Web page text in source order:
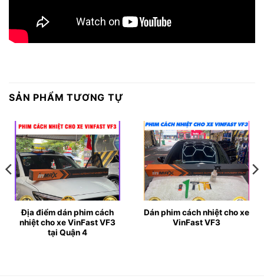
SẢN PHẨM TƯƠNG TỰ
Địa điểm dán phim cách
nhiệt cho xe VinFast VF3
tại Quận 4
Dán phim cách nhiệt cho xe
VinFast VF3